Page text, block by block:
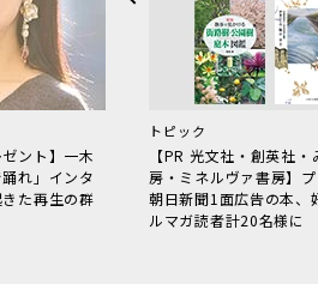
ント】一木
れ」インタ
た再生の群
トピック
【PR 光文社・創英社
房・ミネルヴァ書房】
朝日新聞1面広告の本、
ルマガ読者計20名様に